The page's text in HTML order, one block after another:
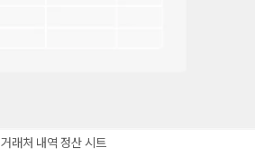
거래처 내역 정산 시트